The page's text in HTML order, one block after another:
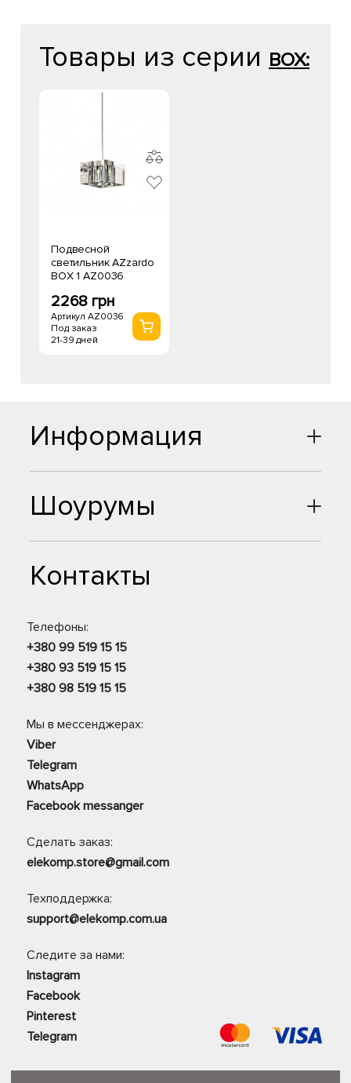
Товары из серии BOX:
Подвесной
светильник AZzardo
BOX 1 AZ0036
2268 грн
Артикул AZ0036
Под заказ
21-39 дней
Шоурумы
Контакты
Телефоны:
+380 99 519 15 15
+380 93 519 15 15
+380 98 519 15 15
Мы в мессенджерах:
Viber
Telegram
WhatsApp
Facebook messanger
Сделать заказ:
elekomp.store@gmail.com
Техподдержка:
support@elekomp.com.ua
Следите за нами:
Instagram
Facebook
Pinterest
Telegram
Информация